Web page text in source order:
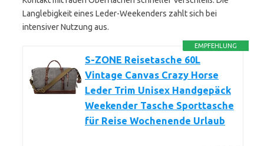
Langlebigkeit eines Leder-Weekenders zahlt sich bei
intensiver Nutzung aus.
EMPFEHLUNG
S-ZONE Reisetasche 60L
Vintage Canvas Crazy Horse
Leder Trim Unisex Handgepäck
Weekender Tasche Sporttasche
für Reise Wochenende Urlaub